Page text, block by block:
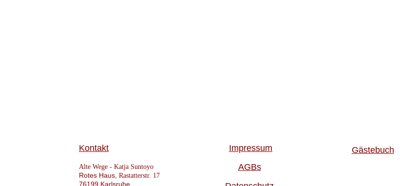
Kontakt
Alte Wege - Katja Suntoyo
Rotes Haus, Rastatterstr. 17
76199 Karlsruhe
Impressum
AGBs
Gästebuch